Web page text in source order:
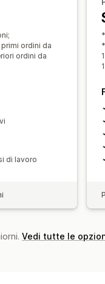
ordini da
ordini da
di lavoro
Vedi tutte le